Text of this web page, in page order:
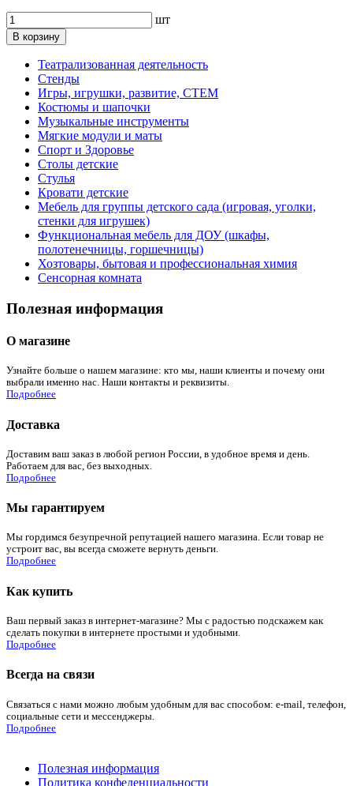
шт
В корзину
Театрализованная деятельность
Стенды
Игры, игрушки, развитие, СТЕМ
Костюмы и шапочки
Музыкальные инструменты
Мягкие модули и маты
Спорт и Здоровье
Столы детские
Стулья
Кровати детские
Мебель для группы детского сада (игровая, уголки,
стенки для игрушек)
Функциональная мебель для ДОУ (шкафы,
полотенечницы, горшечницы)
Хозтовары, бытовая и профессиональная химия
Сенсорная комната
Полезная информация
О магазине
Узнайте больше о нашем магазине: кто мы, наши клиенты и почему они
выбрали именно нас. Наши контакты и реквизиты.
Подробнее
Доставка
Доставим ваш заказ в любой регион России, в удобное время и день.
Работаем для вас, без выходных.
Подробнее
Мы гарантируем
Мы гордимся безупречной репутацией нашего магазина. Если товар не
устроит вас, вы всегда сможете вернуть деньги.
Подробнее
Как купить
Ваш первый заказ в интернет-магазине? Мы с радостью подскажем как
сделать покупки в интернете простыми и удобными.
Подробнее
Всегда на связи
Связаться с нами можно любым удобным для вас способом: e-mail, телефон,
социальные сети и мессенджеры.
Подробнее
Полезная информация
Политика конфеденциальности